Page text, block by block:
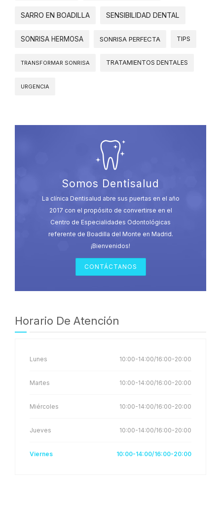
SARRO EN BOADILLA SENSIBILIDAD DENTAL
SONRISA HERMOSA SONRISA PERFECTA TIPS
TRANSFORMAR SONRISA TRATAMIENTOS DENTALES
URGENCIA
Somos Dentisalud
La clínica Dentisalud abre sus puertas en el año
2017 con el propósito de convertirse en el
Centro de Especialidades Odontológicas
referente de Boadilla del Monte en Madrid.
¡Bienvenidos!
CONTÁCTANOS
Horario De Atención
Lunes 10:00-14:00/16:00-20:00
Martes 10:00-14:00/16:00-20:00
Miércoles 10:00-14:00/16:00-20:00
Jueves 10:00-14:00/16:00-20:00
Viernes 10:00-14:00/16:00-20:00